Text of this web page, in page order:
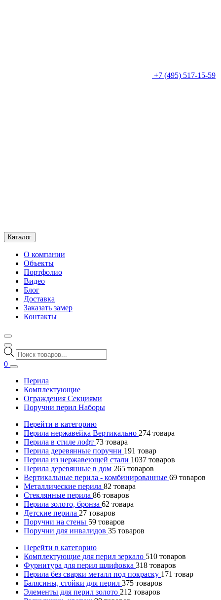
+7 (495) 517-15-59
Каталог
О компании
Объекты
Портфолио
Видео
Блог
Доставка
Заказать замер
Контакты
Поиск
товаров
0
Перила
Комплектующие
Ограждения Секциями
Поручни перил Наборы
Перейти в категорию
Перила нержавейка Вертикально 274 товара
Перила в стиле лофт 73 товара
Перила деревянные поручни 191 товар
Перила из нержавеющей стали 1037 товаров
Перила деревянные в дом 265 товаров
Вертикальные перила - комбинированные 69 товаров
Металлические перила 82 товара
Стеклянные перила 86 товаров
Перила золото, бронза 62 товара
Детские перила 27 товаров
Поручни на стены 59 товаров
Поручни для инвалидов 35 товаров
Перейти в категорию
Комплектующие для перил зеркало 510 товаров
Фурнитура для перил шлифовка 318 товаров
Перила без сварки металл под покраску 171 товар
Балясины, стойки для перил 375 товаров
Элементы для перил золото 212 товаров